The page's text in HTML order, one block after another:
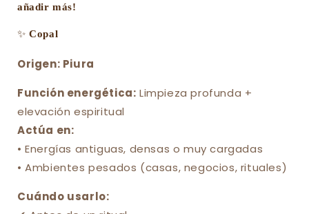
añadir más!
✨Copal
Origen: Piura
Función energética: Limpieza profunda +
elevación espiritual
Actúa en:
• Energías antiguas, densas o muy cargadas
• Ambientes pesados (casas, negocios, rituales)
Cuándo usarlo: